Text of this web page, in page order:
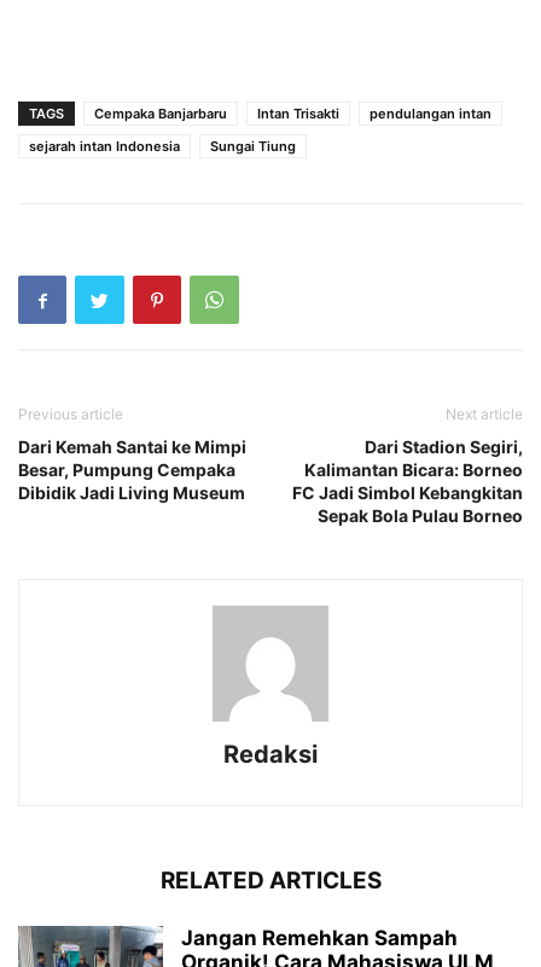
TAGS Cempaka Banjarbaru Intan Trisakti
pendulangan intan
sejarah intan Indonesia
Sungai Tiung
Previous article
Dari Kemah Santai ke Mimpi
Besar, Pumpung Cempaka
Dibidik Jadi Living Museum
Next article
Dari Stadion Segiri,
Kalimantan Bicara: Borneo
FC Jadi Simbol Kebangkitan
Sepak Bola Pulau Borneo
Redaksi
RELATED ARTICLES
Jangan Remehkan Sampah
Organik! Cara Mahasiswa ULM